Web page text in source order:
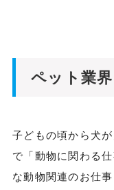
ペット業
子どもの頃から犬
で「動物に関わる
な動物関連のお仕